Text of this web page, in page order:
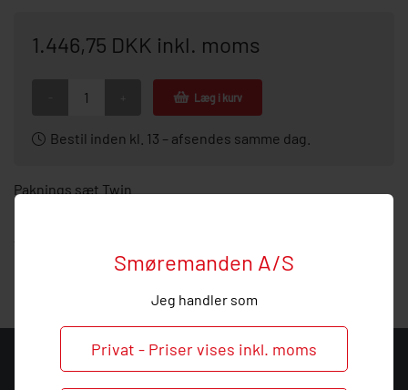
Smøremanden A/S
Jeg handler som
Privat - Priser vises inkl. moms
1.446,75 DKK inkl. moms
Læg i kurv
Bestil inden kl. 13 – afsendes samme dag.
Paknings sæt Twin
KONTAKT